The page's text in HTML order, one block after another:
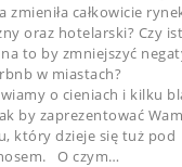
zmieniła całkowicie
oraz hotelarski? Czy
to by zmniejszyć
w miastach?
o cieniach i kilku
by zaprezentować
który dzieje się tuż pod
O czym…